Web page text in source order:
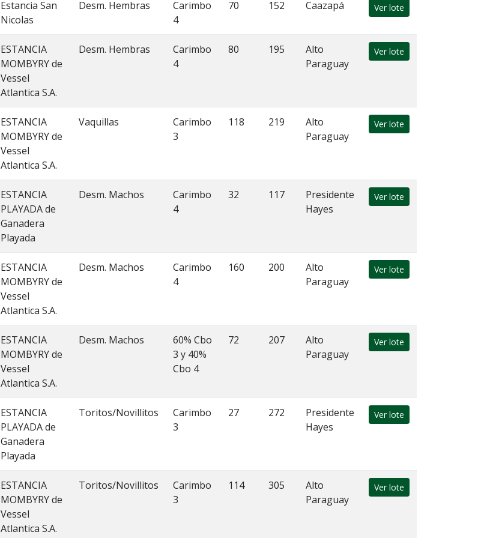
Estancia San
Nicolas
Desm. Hembras
Carimbo
4
70 152 Caazapá Ver lote
ESTANCIA
MOMBYRY de
Vessel
Atlantica S.A.
Desm. Hembras
Carimbo
4
80 195
Alto
Paraguay
Ver lote
ESTANCIA
MOMBYRY de
Vessel
Atlantica S.A.
Vaquillas
Carimbo
3
118 219
Alto
Paraguay
Ver lote
ESTANCIA
PLAYADA de
Ganadera
Playada
Desm. Machos
Carimbo
4
32 117
Presidente
Hayes
Ver lote
ESTANCIA
MOMBYRY de
Vessel
Atlantica S.A.
Desm. Machos
Carimbo
4
160 200
Alto
Paraguay
Ver lote
ESTANCIA
MOMBYRY de
Vessel
Atlantica S.A.
Desm. Machos
60% Cbo
3 y 40%
Cbo 4
72 207
Alto
Paraguay
Ver lote
ESTANCIA
PLAYADA de
Ganadera
Playada
Toritos/Novillitos
Carimbo
3
27 272
Presidente
Hayes
Ver lote
ESTANCIA
MOMBYRY de
Vessel
Atlantica S.A.
Toritos/Novillitos
Carimbo
3
114 305
Alto
Paraguay
Ver lote